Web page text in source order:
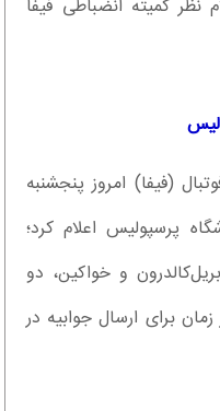
نظر کمیته انضباطی فیفا
(فیفا) امروز پنجشنبه
پرسپولیس اعلام کرد؛
و خواکین، دو
برای ارسال جوابیه در